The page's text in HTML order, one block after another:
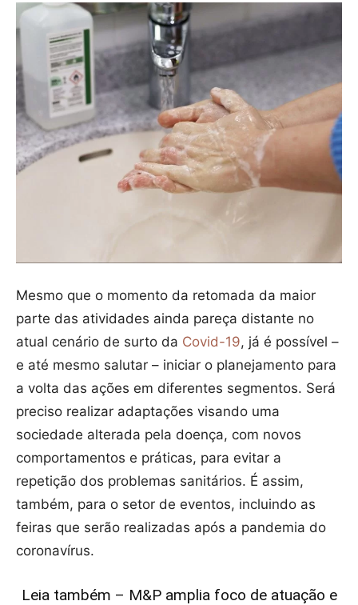
Mesmo que o momento da retomada da maior
parte das atividades ainda pareça distante no
atual cenário de surto da Covid-19, já é possível –
e até mesmo salutar – iniciar o planejamento para
a volta das ações em diferentes segmentos. Será
preciso realizar adaptações visando uma
sociedade alterada pela doença, com novos
comportamentos e práticas, para evitar a
repetição dos problemas sanitários. É assim,
também, para o setor de eventos, incluindo as
feiras que serão realizadas após a pandemia do
coronavírus.
Leia também – M&P amplia foco de atuação e